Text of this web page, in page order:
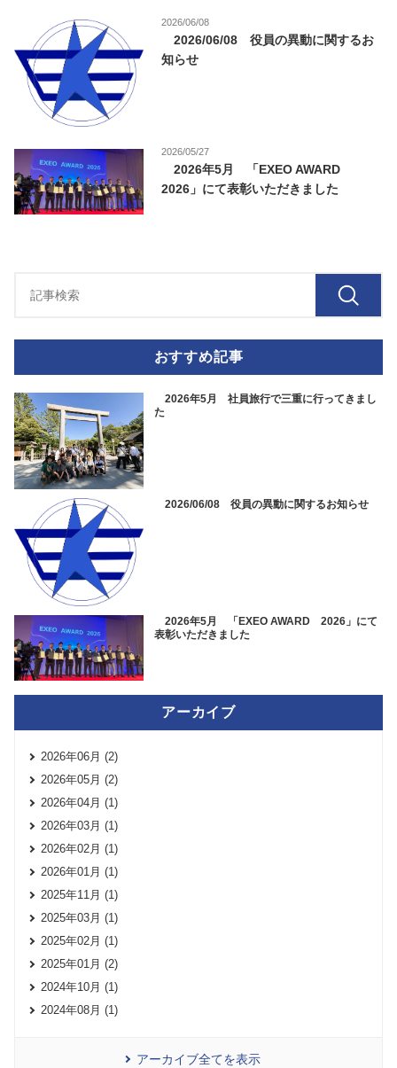
2026/06/08
2026/06/08 役員の異動に関するお
知らせ
2026/05/27
2026年5月 「EXEO AWARD
2026」にて表彰いただきました
おすすめ記事
2026年5月 社員旅行で三重に行ってきまし
た
2026/06/08 役員の異動に関するお知らせ
2026年5月 「EXEO AWARD 2026」にて
表彰いただきました
アーカイブ
2026年06月 (2)
2026年05月 (2)
2026年04月 (1)
2026年03月 (1)
2026年02月 (1)
2026年01月 (1)
2025年11月 (1)
2025年03月 (1)
2025年02月 (1)
2025年01月 (2)
2024年10月 (1)
2024年08月 (1)
アーカイブ全てを表示